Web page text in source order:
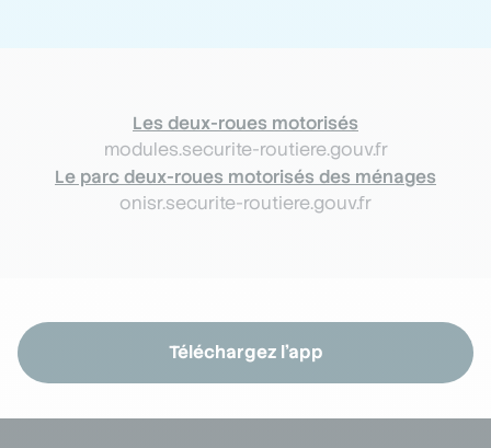
Les deux-roues motorisés
modules.securite-routiere.gouv.fr
Le parc deux-roues motorisés des ménages
onisr.securite-routiere.gouv.fr
Téléchargez l'app